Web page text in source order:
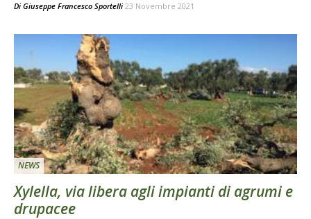
Di Giuseppe Francesco Sportelli 23 Novembre 2021
NEWS
Xylella, via libera agli impianti di agrumi e
drupacee